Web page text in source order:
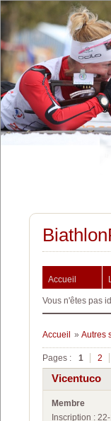
Accueil
Vous n'êtes pas
Accueil » Autres
Pages : 1 2
Vicentuco
Membre
Inscription :